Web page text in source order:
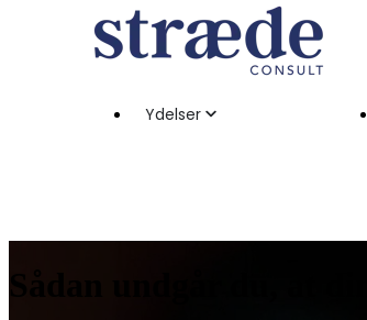
Ydelser
Sådan undgår du, at